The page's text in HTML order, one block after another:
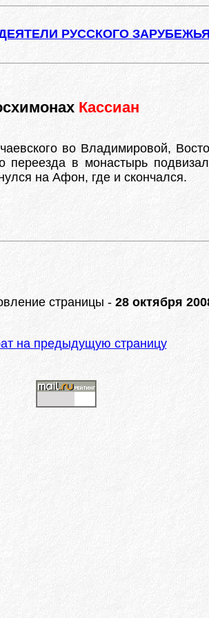
РУССКОГО ЗАРУБЕЖЬЯ
Кассиан
во Владимировой,
в монастырь
на Афон, где и скончался.
страницы - 28 октября
на предыдущую страницу